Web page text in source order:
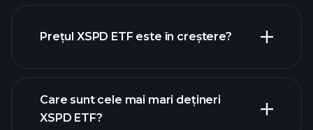
graficul avansat
Prețul XSPD ETF este în creștere?
Care sunt cele mai mari dețineri
XSPD ETF?